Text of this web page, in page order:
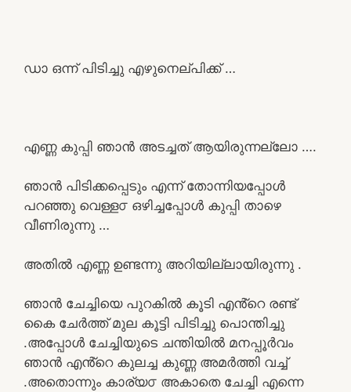
ഡാ ഒന്ന് പിടിച്ചു എഴുനെല്പിക്ക് …
എണ്ണ കുപ്പി ഞാൻ അടച്ചത് ആയിരുന്നല്ലോ ….
ഞാൻ പിടിക്കപ്പെടും എന്ന് തോന്നിയപ്പോൾ
പറഞ്ഞു വെള്ള൦ ഒഴിച്ചപ്പോൾ കുപ്പി താഴെ
വീണിരുന്നു …
അതിൽ എണ്ണ ഉണ്ടന്നു അറിയില്ലായിരുന്നു .
ഞാൻ ചേച്ചിയെ പുറകിൽ കൂടി എൻ്റെ രണ്ട്‌
കൈ ചേർത്ത് മുല കൂട്ടി പിടിച്ചു പൊന്തിച്ചു
.അപ്പോൾ ചേച്ചിയുടെ ചന്തിയിൽ മനപ്പൂർവം
ഞാൻ എൻ്റെ കുലച്ച കുണ്ണ അമർത്തി വച്ച്
.അതൊന്നും കാര്യ൦ അകാതെ ചേച്ചി എന്നെ